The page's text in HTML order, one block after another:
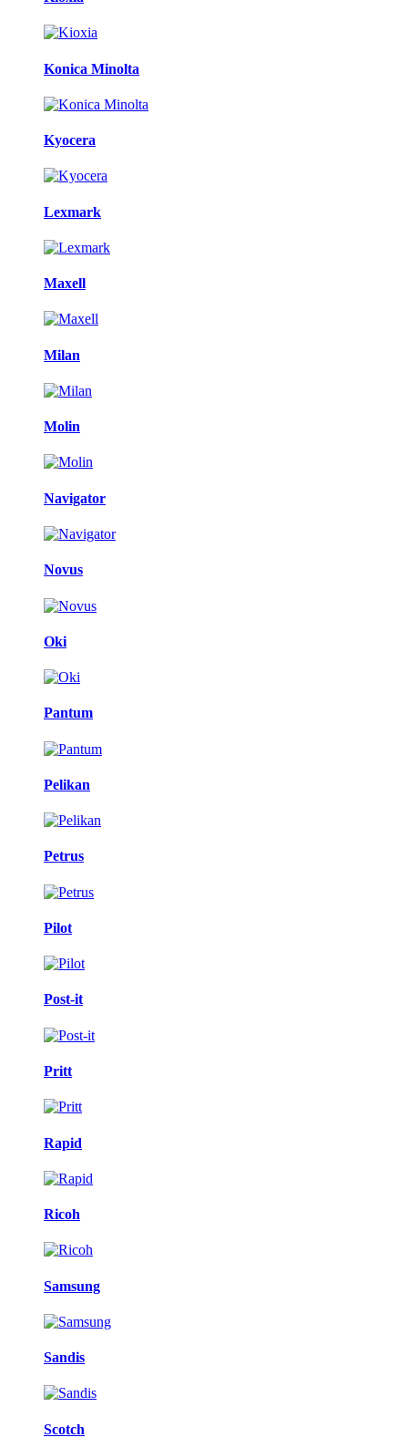
Konica Minolta
Kyocera
Lexmark
Maxell
Milan
Molin
Navigator
Novus
Oki
Pantum
Pelikan
Petrus
Pilot
Post-it
Pritt
Rapid
Ricoh
Samsung
Sandis
Scotch